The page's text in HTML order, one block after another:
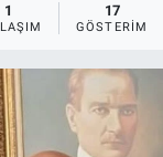
1 17
GÖSTERIM